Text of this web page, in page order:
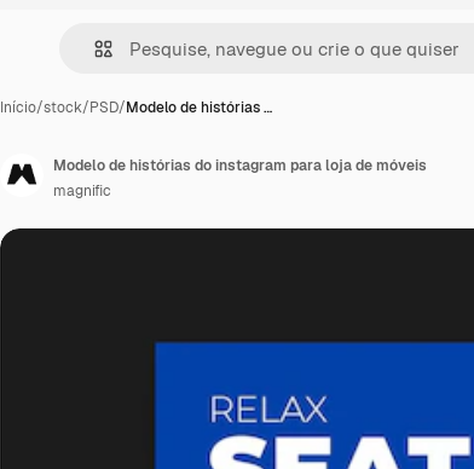
Início/stock/PSD/Modelo de histórias …
Modelo de histórias do instagram para loja de móveis
magnific